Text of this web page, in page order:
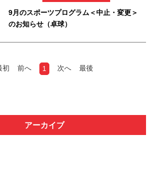
9月のスポーツプログラム＜中止・変更＞
のお知らせ（卓球）
初 前へ 1 次へ 最後
アーカイブ